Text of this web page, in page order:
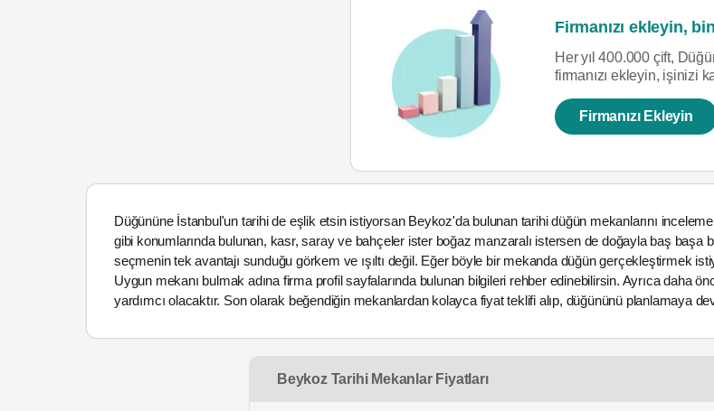
Firmanızı ekleyin,
Her yıl 400.000 çift,
firmanızı ekleyin, işinizi
Firmanızı Ekleyin
Düğününe İstanbul'un tarihi de eşlik etsin istiyorsan Beykoz'da bulunan tarihi düğün mekanlarını
gibi konumlarında bulunan, kasr, saray ve bahçeler ister boğaz manzaralı istersen de doğayla baş başa
seçmenin tek avantajı sunduğu görkem ve ışıltı değil. Eğer böyle bir mekanda düğün gerçekleştirmek
Uygun mekanı bulmak adına firma profil sayfalarında bulunan bilgileri rehber edinebilirsin. Ayrıca daha
yardımcı olacaktır. Son olarak beğendiğin mekanlardan kolayca fiyat teklifi alıp, düğününü planlamaya
Beykoz Tarihi Mekanlar Fiyatları